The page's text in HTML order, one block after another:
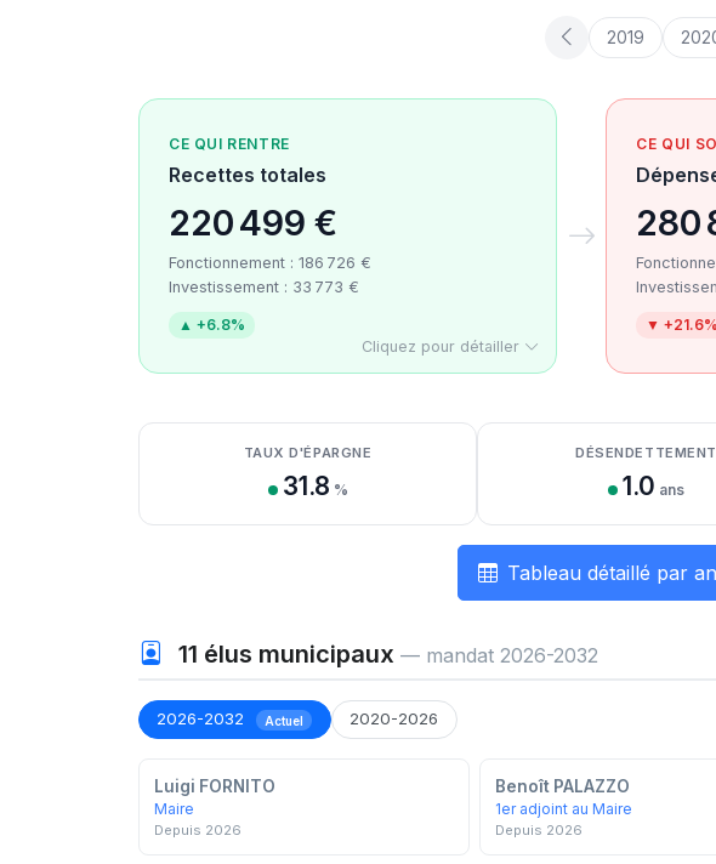
2019
CE QUI RENTRE
Recettes totales
220 499 €
Fonctionnement : 186 726 €
Investissement : 33 773 €
▲ +6.8%
Cliquez pour détailler
CE QUI
280
▼ +21.6%
Détail des recettes
Détail des dépenses
Détail de la trésorerie
TAUX D'ÉPARGNE
31.8 %
DÉSENDETTEMENT
1.0 ans
Tableau détaillé par
11 élus municipaux — mandat 2026-2032
2026-2032 Actuel 2020-2026
Luigi FORNITO
Maire
Depuis 2026
Benoît PALAZZO
1er adjoint au Maire
Depuis 2026